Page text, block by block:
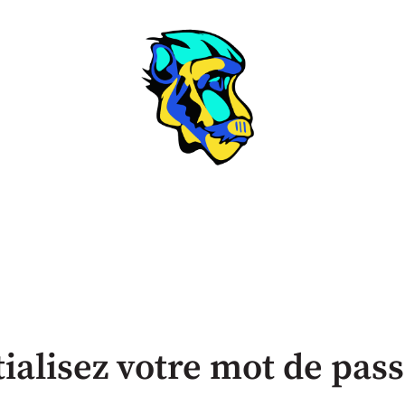
votre mot de